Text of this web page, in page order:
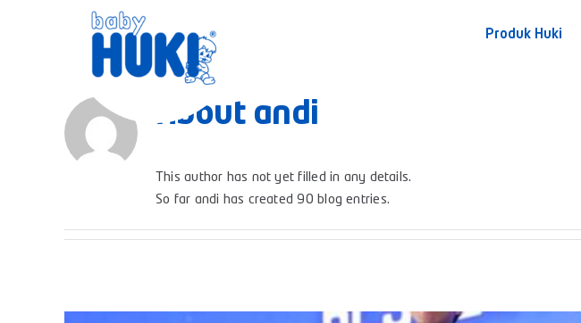
Produk Huki
About andi
This author has not yet filled in any details.
So far andi has created 90 blog entries.